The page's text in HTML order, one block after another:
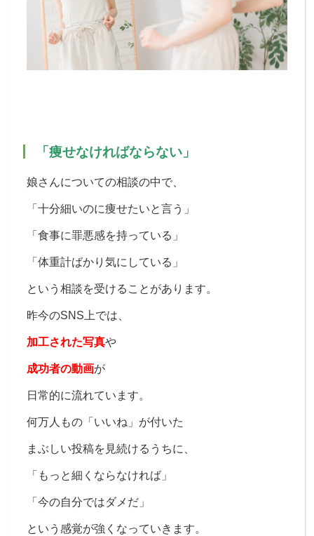
「痩せなければならない」
娘さんについての相談の中で、
「十分細いのに痩せたいと言う」
「食事に罪悪感を持っている」
「体重計ばかり気にしている」
という相談を受けることがあります。
昨今のSNS上では、
加工された写真や
成功者の動画が
日常的に流れています。
何万人もの「いいね」が付いた
まぶしい投稿を見続けるうちに、
「もっと細くならなければ」
「今の自分ではダメだ」
という感覚が強くなっていきます。